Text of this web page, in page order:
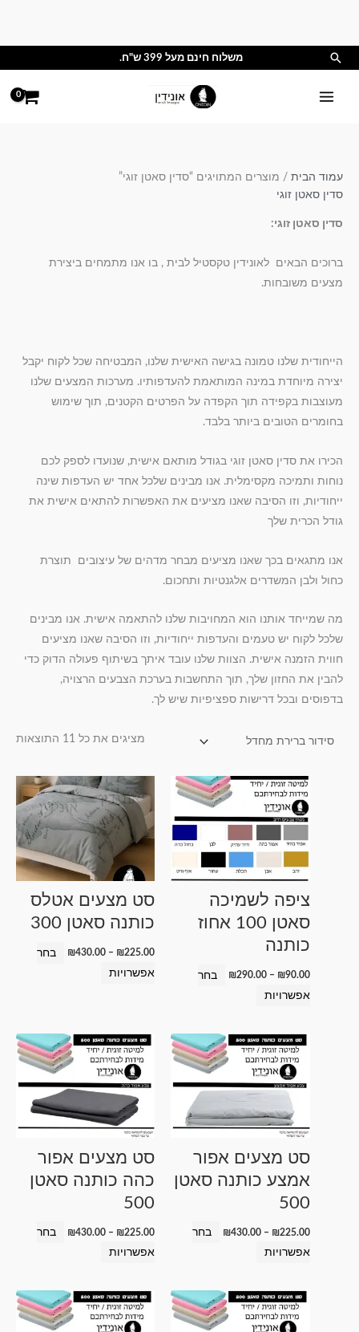
חיפוש משלוח חינם מעל 399 ש"ח.
עמוד הבית / מוצרים המתויגים “סדין סאטן זוגי”
סדין סאטן זוגי
סדין סאטן זוגי:
ברוכים הבאים לאונידין טקסטיל לבית , בו אנו מתמחים ביצירת
מצעים משובחות.
הייחודית שלנו טמונה בגישה האישית שלנו, המבטיחה שכל לקוח יקבל
יצירה מיוחדת במינה המותאמת להעדפותיו. מערכות המצעים שלנו
מעוצבות בקפידה תוך הקפדה על הפרטים הקטנים, תוך שימוש
בחומרים הטובים ביותר בלבד.
הכירו את סדין סאטן זוגי בגודל מותאם אישית, שנועדו לספק לכם
נוחות ותמיכה מקסימלית. אנו מבינים שלכל אחד יש העדפות שינה
ייחודיות, וזו הסיבה שאנו מציעים את האפשרות להתאים אישית את
גודל הכרית שלך
אנו מתגאים בכך שאנו מציעים מבחר מדהים של עיצובים תוצרת
כחול ולבן המשדרים אלגנטיות ותחכום.
מה שמייחד אותנו הוא המחויבות שלנו להתאמה אישית. אנו מבינים
שלכל לקוח יש טעמים והעדפות ייחודיות, וזו הסיבה שאנו מציעים
חווית הזמנה אישית. הצוות שלנו עובד איתך בשיתוף פעולה הדוק כדי
להבין את החזון שלך, תוך התחשבות בערכת הצבעים הרצויה,
בדפוסים ובכל דרישות ספציפיות שיש לך.
מציגים את כל ⁦11⁩ התוצאות
ציפה לשמיכה
סאטן 100 אחוז
כותנה
₪90.00
–
₪290.00
טווח
מחירים:
עד
בחר
אפשרויות
למוצר
יש
מספר
סוגים.
לבחור
את
סט מצעים אטלס
כותנה סאטן 300
₪225.00
–
₪430.00
טווח
מחירים:
עד
⁦₪430.00⁩
בחר
אפשרויות
למוצר
זה
יש
מספר
סוגים.
לבחור
את
האפשרויות
סט מצעים אפור
אמצע כותנה סאטן
500
₪225.00
–
₪430.00
טווח
מחירים:
⁦₪225.00⁩
⁦₪430.00⁩
בחר
אפשרויות
למוצר
זה
יש
מספר
סוגים.
לבחור
את
סט מצעים אפור
כהה כותנה סאטן
500
₪225.00
–
₪430.00
טווח
מחירים:
⁦₪225.00⁩
⁦₪430.00⁩
בחר
אפשרויות
למוצר
זה
יש
סוגים.
לבחור
את
למוצר
זה
טווח
מחירים:
⁦₪225.00⁩
למוצר
זה